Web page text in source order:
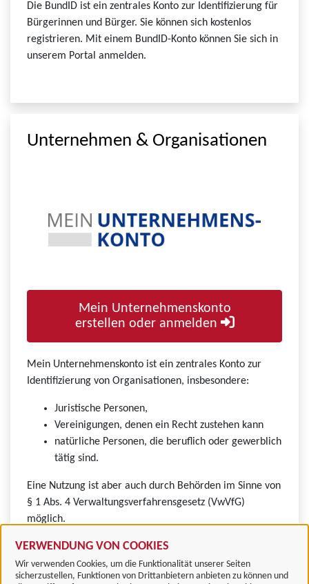
VERWENDUNG VON COOKIES
Wir verwenden Cookies, um die Funktionalität unserer Seiten
sicherzustellen, Funktionen von Drittanbietern anbieten zu können und
Die BundID ist ein zentrales Konto zur Identifizierung für
Bürgerinnen und Bürger. Sie können sich kostenlos
registrieren. Mit einem BundID-Konto können Sie sich in
unserem Portal anmelden.
Unternehmen & Organisationen
Mein Unternehmenskonto
erstellen oder anmelden
Mein Unternehmenskonto ist ein zentrales Konto zur
Identifizierung von Organisationen, insbesondere:
Juristische Personen,
Vereinigungen, denen ein Recht zustehen kann
natürliche Personen, die beruflich oder gewerblich
tätig sind.
Eine Nutzung ist aber auch durch Behörden im Sinne von
§ 1 Abs. 4 Verwaltungsverfahrensgesetz (VwVfG)
möglich.